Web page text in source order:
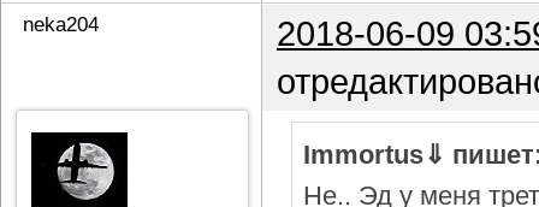
neka204
2018-06-09
Immortus⇓
Не.. Эд у меня